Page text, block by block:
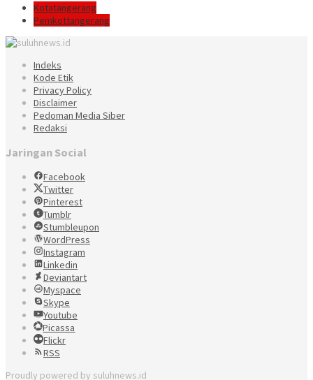
Kotatangerang
Pemkottangerang
Indeks
Kode Etik
Privacy Policy
Disclaimer
Pedoman Media Siber
Redaksi
Jaringan Social
Facebook
Twitter
Pinterest
Tumblr
Stumbleupon
WordPress
Instagram
Linkedin
Deviantart
Myspace
Skype
Youtube
Picassa
Flickr
RSS
Proudly powered by suluhnews.id